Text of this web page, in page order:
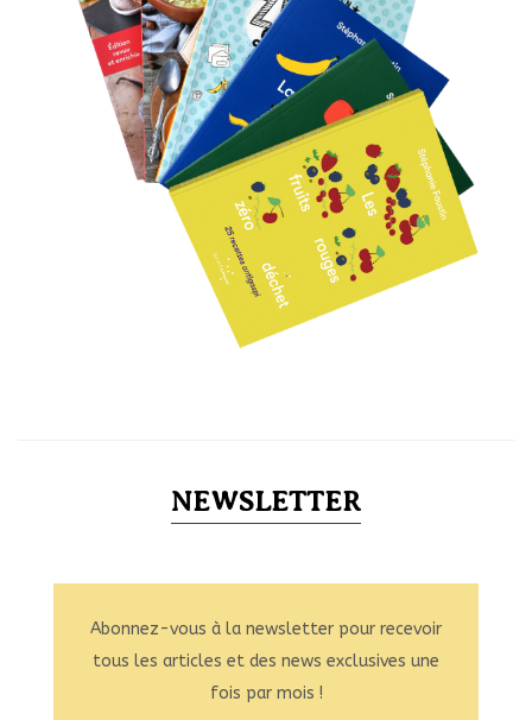
NEWSLETTER
Abonnez-vous à la newsletter pour recevoir
tous les articles et des news exclusives une
fois par mois !